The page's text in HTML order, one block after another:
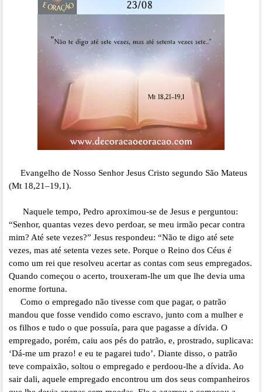
Evangelho de Nosso Senhor Jesus Cristo segundo São Mateus
(Mt 18,21–19,1).
Naquele tempo, Pedro aproximou-se de Jesus e perguntou:
“Senhor, quantas vezes devo perdoar, se meu irmão pecar contra
mim? Até sete vezes?” Jesus respondeu: “Não te digo até sete
vezes, mas até setenta vezes sete. Porque o Reino dos Céus é
como um rei que resolveu acertar as contas com seus empregados.
Quando começou o acerto, trouxeram-lhe um que lhe devia uma
enorme fortuna.
Como o empregado não tivesse com que pagar, o patrão
mandou que fosse vendido como escravo, junto com a mulher e
os filhos e tudo o que possuía, para que pagasse a dívida. O
empregado, porém, caiu aos pés do patrão, e, prostrado, suplicava:
‘Dá-me um prazo! e eu te pagarei tudo’. Diante disso, o patrão
teve compaixão, soltou o empregado e perdoou-lhe a dívida. Ao
sair dali, aquele empregado encontrou um dos seus companheiros